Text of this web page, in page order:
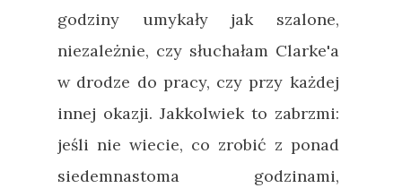
godziny umykały jak szalone,
niezależnie, czy słuchałam Clarke'a
w drodze do pracy, czy przy każdej
innej okazji. Jakkolwiek to zabrzmi:
jeśli nie wiecie, co zrobić z ponad
siedemnastoma godzinami,